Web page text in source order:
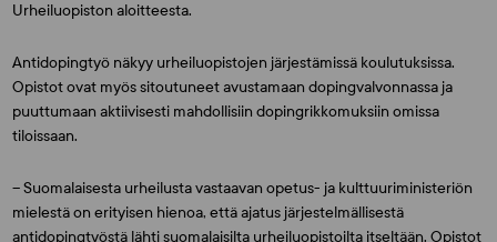
Urheiluopiston aloitteesta.
Antidopingtyö näkyy urheiluopistojen järjestämissä koulutuksissa.
Opistot ovat myös sitoutuneet avustamaan dopingvalvonnassa ja
puuttumaan aktiivisesti mahdollisiin dopingrikkomuksiin omissa
tiloissaan.
– Suomalaisesta urheilusta vastaavan opetus- ja kulttuuriministeriön
mielestä on erityisen hienoa, että ajatus järjestelmällisestä
antidopingtyöstä lähti suomalaisilta urheiluopistoilta itseltään. Opistot